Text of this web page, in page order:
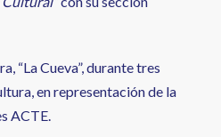
“La Cueva”, durante tres
en representación de la
ACTE.